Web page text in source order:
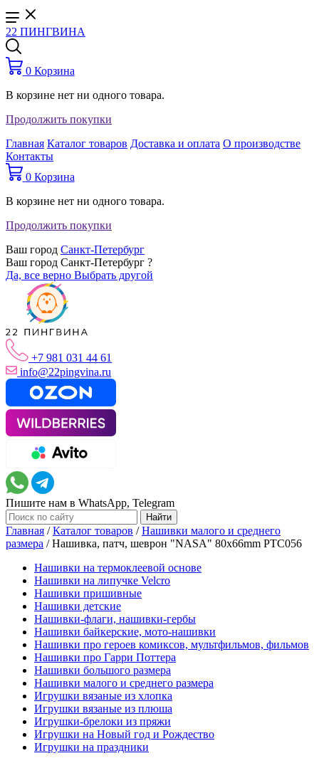
22 ПИНГВИНА
0 Корзина
В корзине нет ни одного товара.
Продолжить покупки
Главная Каталог товаров Доставка и оплата О производстве
Контакты
0 Корзина
В корзине нет ни одного товара.
Продолжить покупки
Ваш город Санкт-Петербург
Ваш город Санкт-Петербург ?
Да, все верно Выбрать другой
+7 981 031 44 61
info@22pingvina.ru
Пишите нам в WhatsApp, Telegram
Главная /Каталог товаров /Нашивки малого и среднего
размера /Нашивка, патч, шеврон "NASA" 80x66mm PTC056
Нашивки на термоклеевой основе
Нашивки на липучке Velcro
Нашивки пришивные
Нашивки детские
Нашивки-флаги, нашивки-гербы
Нашивки байкерские, мото-нашивки
Нашивки про героев комиксов, мультфильмов, фильмов
Нашивки про Гарри Поттера
Нашивки большого размера
Нашивки малого и среднего размера
Игрушки вязаные из хлопка
Игрушки вязаные из плюша
Игрушки-брелоки из пряжи
Игрушки на Новый год и Рождество
Игрушки на праздники